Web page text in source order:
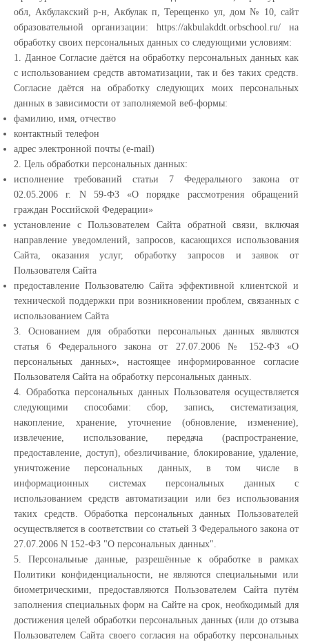
обл, Акбулакский р-н, Акбулак п, Терещенко ул, дом № 10, сайт
образовательной организации: https://akbulakddt.orbschool.ru/ на
обработку своих персональных данных со следующими условиям:
1. Данное Согласие даётся на обработку персональных данных как
с использованием средств автоматизации, так и без таких средств.
Согласие даётся на обработку следующих моих персональных
данных в зависимости от заполняемой веб-формы:
фамилию, имя, отчество
контактный телефон
адрес электронной почты (e-mail)
2. Цель обработки персональных данных:
исполнение требований статьи 7 Федерального закона от
02.05.2006 г. N 59-ФЗ «О порядке рассмотрения обращений
граждан Российской Федерации»
установление с Пользователем Сайта обратной связи, включая
направление уведомлений, запросов, касающихся использования
Сайта, оказания услуг, обработку запросов и заявок от
Пользователя Сайта
предоставление Пользователю Сайта эффективной клиентской и
технической поддержки при возникновении проблем, связанных с
использованием Сайта
3. Основанием для обработки персональных данных являются
статья 6 Федерального закона от 27.07.2006 № 152-ФЗ «О
персональных данных», настоящее информированное согласие
Пользователя Сайта на обработку персональных данных.
4. Обработка персональных данных Пользователя осуществляется
следующими способами: сбор, запись, систематизация,
накопление, хранение, уточнение (обновление, изменение),
извлечение, использование, передача (распространение,
предоставление, доступ), обезличивание, блокирование, удаление,
уничтожение персональных данных, в том числе в
информационных системах персональных данных с
использованием средств автоматизации или без использования
таких средств. Обработка персональных данных Пользователей
осуществляется в соответствии со статьей 3 Федерального закона от
27.07.2006 N 152-ФЗ "О персональных данных".
5. Персональные данные, разрешённые к обработке в рамках
Политики конфиденциальности, не являются специальными или
биометрическими, предоставляются Пользователем Сайта путём
заполнения специальных форм на Сайте на срок, необходимый для
достижения целей обработки персональных данных (или до отзыва
Пользователем Сайта своего согласия на обработку персональных